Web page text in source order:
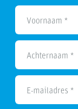
Voornaam *
Achternaam *
E-mailadres *